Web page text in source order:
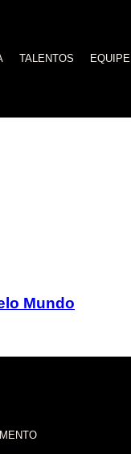
TALENTOS EQUIPE
Mundo